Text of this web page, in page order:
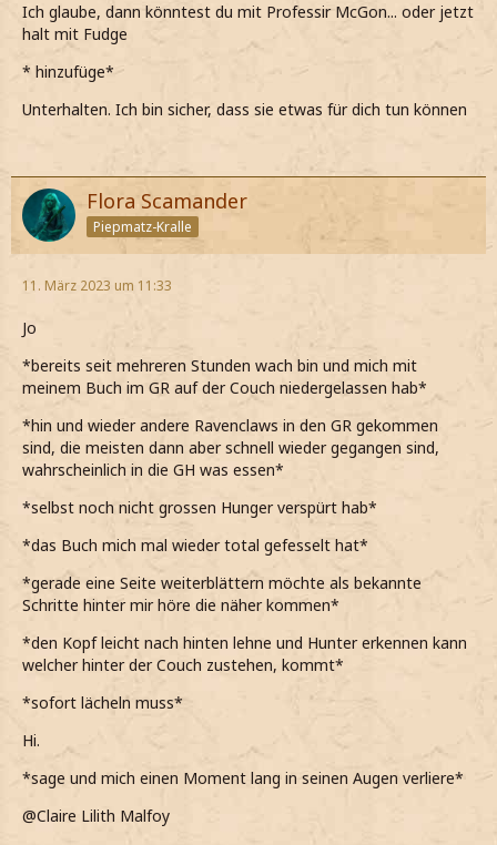
Ich glaube, dann könntest du mit Professir McGon... oder jetzt
halt mit Fudge
* hinzufüge*
Unterhalten. Ich bin sicher, dass sie etwas für dich tun können
Flora Scamander
Piepmatz-Kralle
11. März 2023 um 11:33
Jo
*bereits seit mehreren Stunden wach bin und mich mit
meinem Buch im GR auf der Couch niedergelassen hab*
*hin und wieder andere Ravenclaws in den GR gekommen
sind, die meisten dann aber schnell wieder gegangen sind,
wahrscheinlich in die GH was essen*
*selbst noch nicht grossen Hunger verspürt hab*
*das Buch mich mal wieder total gefesselt hat*
*gerade eine Seite weiterblättern möchte als bekannte
Schritte hinter mir höre die näher kommen*
*den Kopf leicht nach hinten lehne und Hunter erkennen kann
welcher hinter der Couch zustehen, kommt*
*sofort lächeln muss*
Hi.
*sage und mich einen Moment lang in seinen Augen verliere*
@Claire Lilith Malfoy